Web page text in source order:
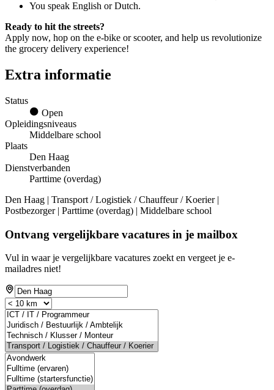
You speak English or Dutch.
Ready to hit the streets?
Apply now, hop on the e-bike or scooter, and help us revolutionize
the grocery delivery experience!
Extra informatie
Status
Open
Opleidingsniveaus
Middelbare school
Plaats
Den Haag
Dienstverbanden
Parttime (overdag)
Den Haag | Transport / Logistiek / Chauffeur / Koerier |
Postbezorger | Parttime (overdag) | Middelbare school
Ontvang vergelijkbare vacatures in je mailbox
Vul in waar je vergelijkbare vacatures zoekt en vergeet je e-
mailadres niet!